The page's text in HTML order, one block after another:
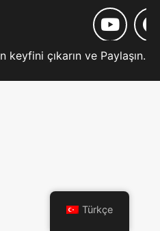
keyfini çıkarın ve Paylaşın.
Türkçe